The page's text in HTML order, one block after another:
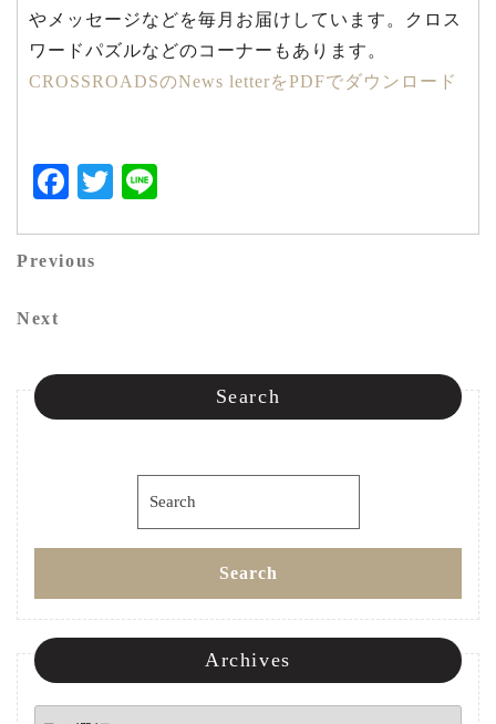
やメッセージなどを毎月お届けしています。クロス
ワードパズルなどのコーナーもあります。
CROSSROADSのNews letterをPDFでダウンロード
Facebook
Twitter
投
稿
ビ
ゲ
ー
シ
ョ
ン
Previous
Previous
Next
Next
Search
for:
Search
Archives
Archives